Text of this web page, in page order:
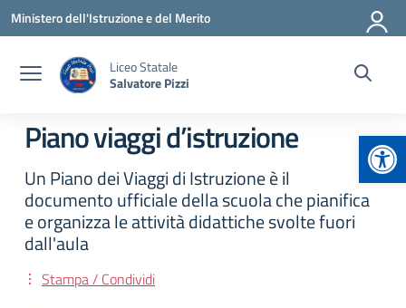
Vai ai contenuti
Vai al menu di navigazione
Vai al footer
Ministero dell'Istruzione e del Merito
Liceo Statale
Salvatore Pizzi
Piano viaggi d’istruzione
Un Piano dei Viaggi di Istruzione è il
documento ufficiale della scuola che pianifica
e organizza le attività didattiche svolte fuori
dall'aula
Stampa / Condividi